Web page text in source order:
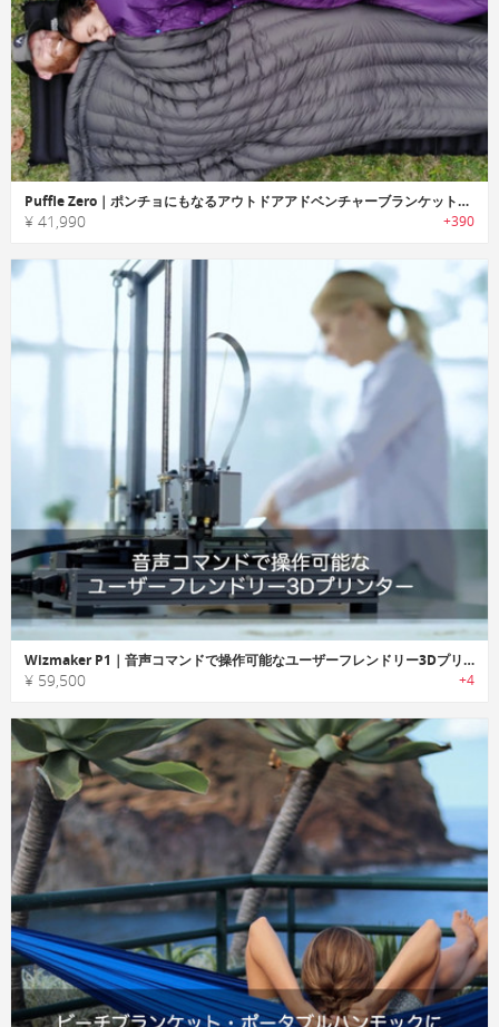
Puffle Zero｜ポンチョにもなるアウトドアアドベンチャーブランケット「パッフルゼロ」
¥ 41,990 +390
Wizmaker P1｜音声コマンドで操作可能なユーザーフレンドリー3Dプリンター「ウィズメーカーP1」
¥ 59,500 +4